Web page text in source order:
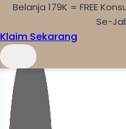
Skip to content
Belanja 179K = FREE
Se-
Klaim Sekarang